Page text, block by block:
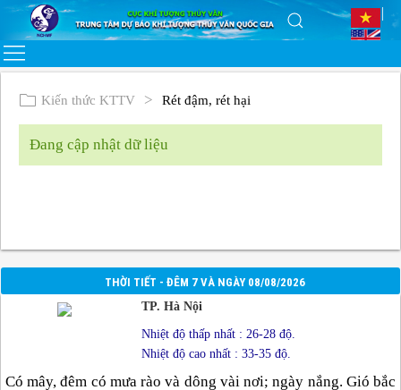
Kiến thức KTTV Rét đậm, rét hại
Đang cập nhật dữ liệu
THỜI TIẾT - ĐÊM 7 VÀ NGÀY 08/08/2026
TP. Hà Nội
Nhiệt độ thấp nhất : 26-28 độ.
Nhiệt độ cao nhất : 33-35 độ.
Có mây, đêm có mưa rào và dông vài nơi; ngày nắng. Gió bắc